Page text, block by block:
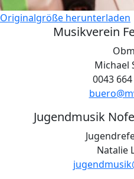
Originalgröße herunterladen
Musikverein
Michael
0043
Jugendmusik
Natalie